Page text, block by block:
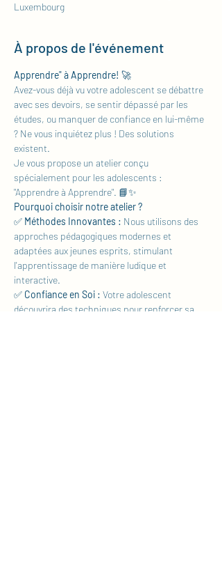
Luxembourg
À propos de l'événement
Apprendre" à Apprendre! 🚀
Avez-vous déjà vu votre adolescent se débattre
avec ses devoirs, se sentir dépassé par les
études, ou manquer de confiance en lui-même
? Ne vous inquiétez plus ! Des solutions
existent.
Je vous propose un atelier conçu
spécialement pour les adolescents :
"Apprendre à Apprendre". 📘✨
Pourquoi choisir notre atelier ?
✅ Méthodes Innovantes : Nous utilisons des
approches pédagogiques modernes et
adaptées aux jeunes esprits, stimulant
l'apprentissage de manière ludique et
interactive.
✅ Confiance en Soi : Votre adolescent
découvrira des techniques pour renforcer sa